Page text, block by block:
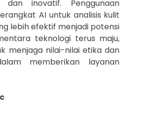
dan inovatif. Penggunaan
AI untuk analisis kulit
lebih efektif menjadi potensi
teknologi terus maju,
menjaga nilai-nilai etika dan
memberikan layanan